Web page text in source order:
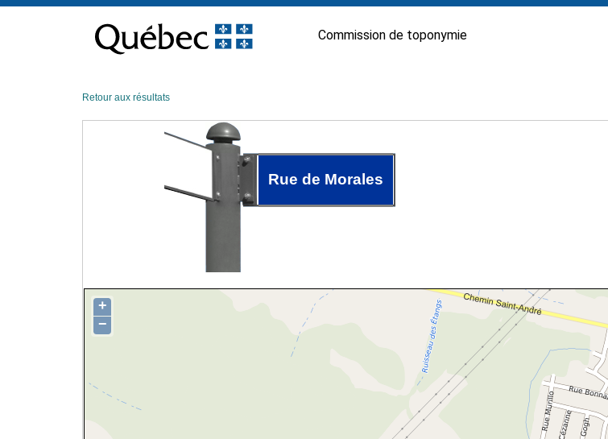
contenu
Commission de toponymie
Retour aux résultats
Rue de Morales
+
−